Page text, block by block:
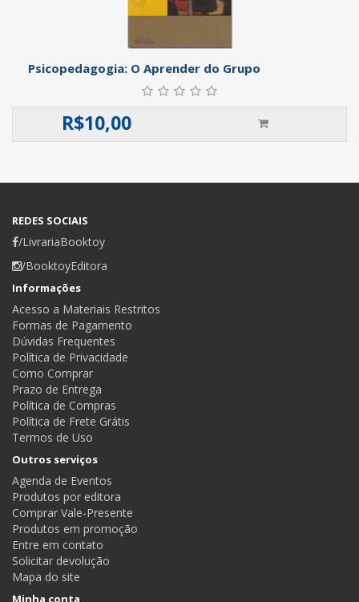
Psicopedagogia: O Aprender do Grupo
R$10,00
REDES SOCIAIS
/LivrariaBooktoy
/BooktoyEditora
Informações
Acesso a Materiais Restritos
Formas de Pagamento
Dúvidas Frequentes
Política de Privacidade
Como Comprar
Prazo de Entrega
Política de Compras
Política de Frete Grátis
Termos de Uso
Outros serviços
Agenda de Eventos
Produtos por editora
Comprar Vale-Presente
Produtos em promoção
Entre em contato
Solicitar devolução
Mapa do site
Minha conta